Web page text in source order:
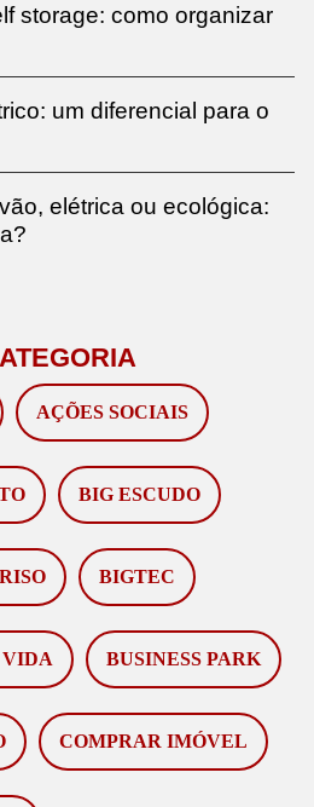
storage: como organizar
um diferencial para o
elétrica ou ecológica:
AÇÕES SOCIAIS
BIG ESCUDO
BIGTEC
BUSINESS PARK
COMPRAR IMÓVEL